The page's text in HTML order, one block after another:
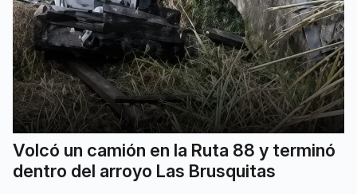
Volcó un camión en la Ruta 88 y terminó
dentro del arroyo Las Brusquitas